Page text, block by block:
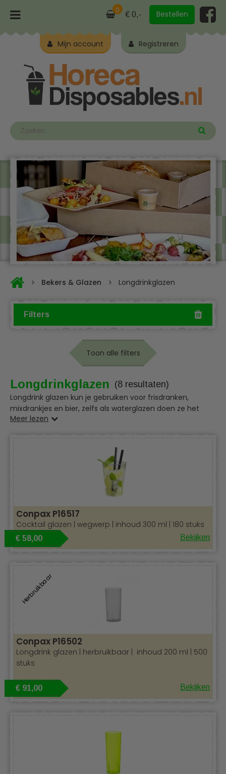
0 € 0,- Bestellen
Mijn account Registreren
Bekers & Glazen Longdrinkglazen
Filters
Toon alle filters
Longdrinkglazen (8 resultaten)
Longdrink glazen kun je gebruiken voor frisdranken,
mixdrankjes en bier, zelfs als waterglazen doen ze het
goed. Bij HorecaDisposables.nl vindt u een mooi
kleuren. Longdrink disposable glazen zijn onmisbaar bij
festivals, concerten, wedstrijden, feesten en natuurlijk in
de catering en op terrassen van foodtrucks.
Meer lezen
Conpax P16517
Cocktail glazen | wegwerp | inhoud 300 ml | 180 stuks
€ 58,00 Bekijken
Herbruikbaar
Conpax P16502
Longdrink glazen | herbruikbaar | inhoud 200 ml | 500
stuks
€ 91,00 Bekijken